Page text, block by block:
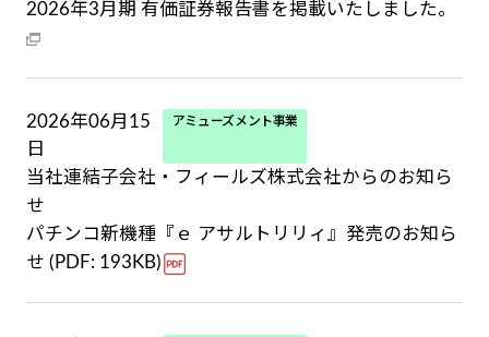
2026年3月期 有価証券報告書を掲載いたしました。
2026年06月15
日
アミューズメント事業
当社連結子会社・フィールズ株式会社からのお知ら
せ
パチンコ新機種『ｅ アサルトリリィ』発売のお知ら
せ (PDF: 193KB)